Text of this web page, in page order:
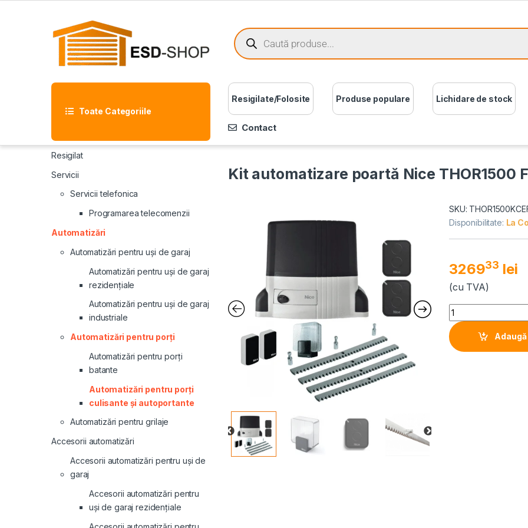
Toate Categoriile
Resigilate/Folosite Produse populare Lichidare de stock
Contact
Kit automatizare poartă Nice THOR1500
SKU:
Disponibilitate: La
326933 lei
(cu TVA)
Quantity
Resigilat
Servicii
Servicii telefonica
Programarea telecomenzii
Automatizări
Automatizări pentru uși de garaj
Automatizări pentru uși de garaj
rezidențiale
Automatizări pentru uși de garaj
industriale
Automatizări pentru porți
Automatizări pentru porți
batante
Automatizări pentru porți
culisante și autoportante
Automatizări pentru grilaje
Accesorii automatizări
Accesorii automatizări pentru uși de
garaj
Accesorii automatizări pentru
uși de garaj rezidențiale